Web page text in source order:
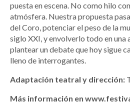
puesta en escena. No como hilo
atmósfera. Nuestra propuesta
del Coro, potenciar el peso de la
siglo XXI, y envolverlo todo en
plantear un debate que hoy sigue
lleno de interrogantes.
Adaptación teatral y dirección:
Más información en